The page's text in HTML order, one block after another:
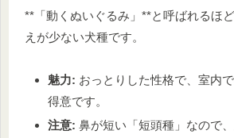
**「動くぬいぐるみ」**と呼ばれるほ
えが少ない犬種です。
魅力: おっとりした性格で、室内
得意です。
注意: 鼻が短い「短頭種」なので